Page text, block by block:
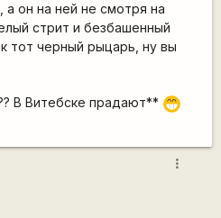
а он на ней не смотря на
стрит и безбашенный
тот черный рыцарь, ну вы
В Витебске прадают** ;D
more_vert